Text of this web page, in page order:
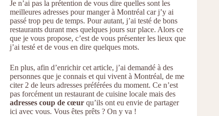
Je n’ai pas la prétention de vous dire quelles sont les
meilleures adresses pour manger à Montréal car j’y ai
passé trop peu de temps. Pour autant, j’ai testé de bons
restaurants durant mes quelques jours sur place. Alors ce
que je vous propose, c’est de vous présenter les lieux que
j’ai testé et de vous en dire quelques mots.
En plus, afin d’enrichir cet article, j’ai demandé à des
personnes que je connais et qui vivent à Montréal, de me
citer 2 de leurs adresses préférées du moment. Ce n’est
pas forcément un restaurant de cuisine locale mais des
adresses coup de cœur qu’ils ont eu envie de partager
ici avec vous. Vous êtes prêts ? On y va !